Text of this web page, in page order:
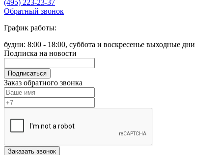
(495) 223-23-37
Обратный звонок
График работы:
будни: 8:00 - 18:00, суббота и воскресенье выходные дни
Подписка на новости
Подписаться
Заказ обратного звонка
Заказать звонок